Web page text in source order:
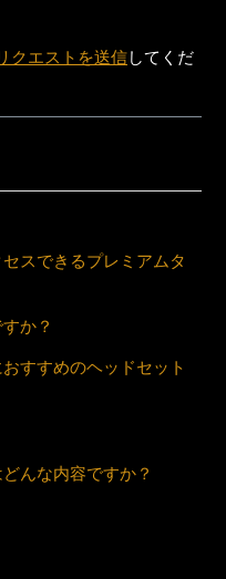
クエストを送信してくだ
スできるプレミアムタ
か？
すすめのヘッドセット
んな内容ですか？